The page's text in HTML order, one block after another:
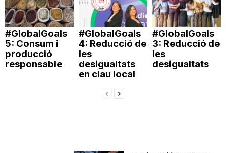
g
o
#GlobalGoals
5: Consum i
producció
responsable
#GlobalGoals
4: Reducció de
les
desigualtats
en clau local
#GlobalGoals
3: Reducció de
les
desigualtats